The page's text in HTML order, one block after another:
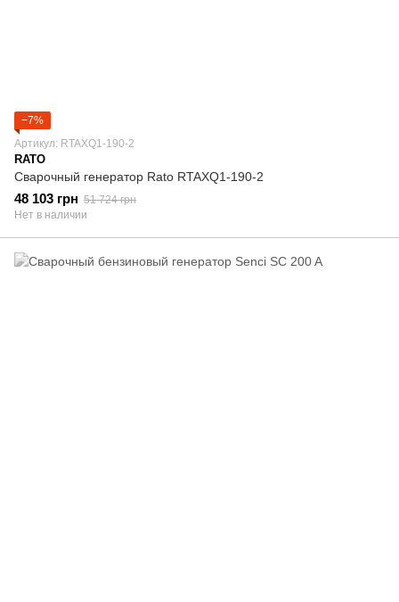
−7%
Артикул: RTAXQ1-190-2
RATO
Сварочный генератор Rato RTAXQ1-190-2
48 103 грн 51 724 грн
Нет в наличии